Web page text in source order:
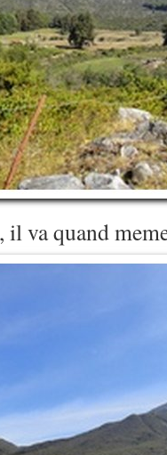
il va quand